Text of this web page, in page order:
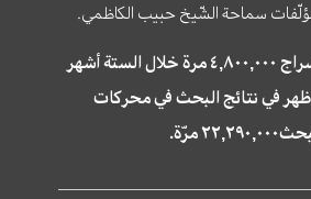
سماحة الشّيخ حبيب الكاظمي.
تمّت زيارة موقع سراج ٤,٨٠٠,٠٠٠ مرة خلال الستة أشهر
ظهر في نتائج البحث في محركات
مرّة.